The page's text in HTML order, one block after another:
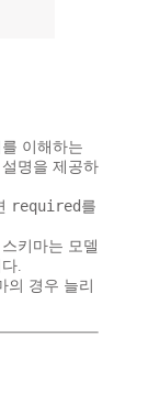
이해하는
명을 제공하
required 를
키마는 모델
.
의 경우 늘리